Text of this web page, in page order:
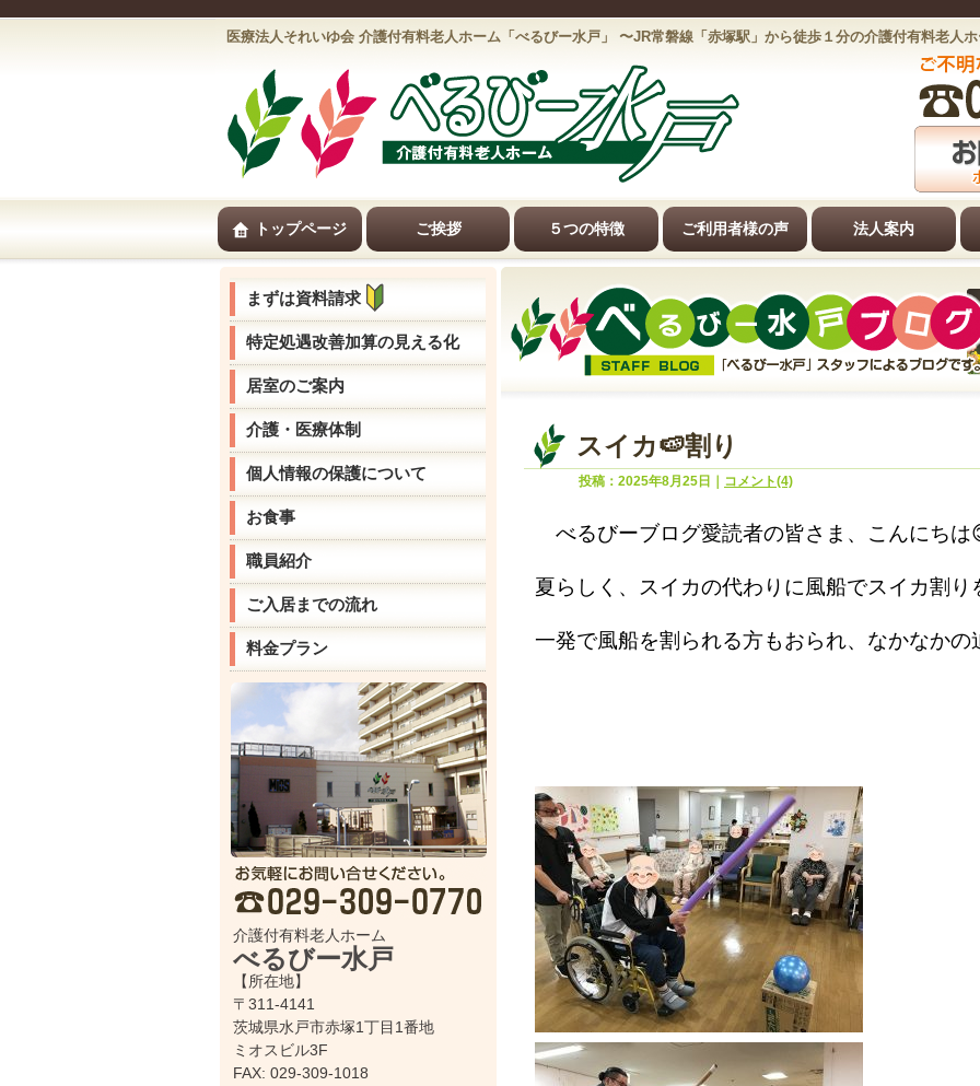
医療法人それいゆ会 介護付有料老人ホーム「べるびー水戸」 〜JR常磐線「赤塚駅」から徒歩１分の介護付有料老人
トップページ ご挨拶 ５つの特徴 ご利用者様の声 法人案内
まずは資料請求
特定処遇改善加算の見える化
居室のご案内
介護・医療体制
個人情報の保護について
お食事
職員紹介
ご入居までの流れ
料金プラン
介護付有料老人ホーム
べるびー水戸
【所在地】
〒311-4141
茨城県水戸市赤塚1丁目1番地
ミオスビル3F
FAX: 029-309-1018
スイカ🍉割り
投稿：2025年8月25日｜ コメント(4)
べるびーブログ愛読者の皆さま、こんにちは
夏らしく、スイカの代わりに風船でスイカ割
一発で風船を割られる方もおられ、なかなかの